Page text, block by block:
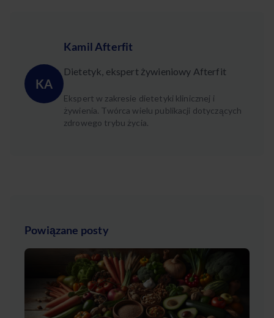
KA
Kamil Afterfit
Dietetyk, ekspert żywieniowy Afterfit
Ekspert w zakresie dietetyki klinicznej i
żywienia. Twórca wielu publikacji dotyczących
zdrowego trybu życia.
Powiązane posty